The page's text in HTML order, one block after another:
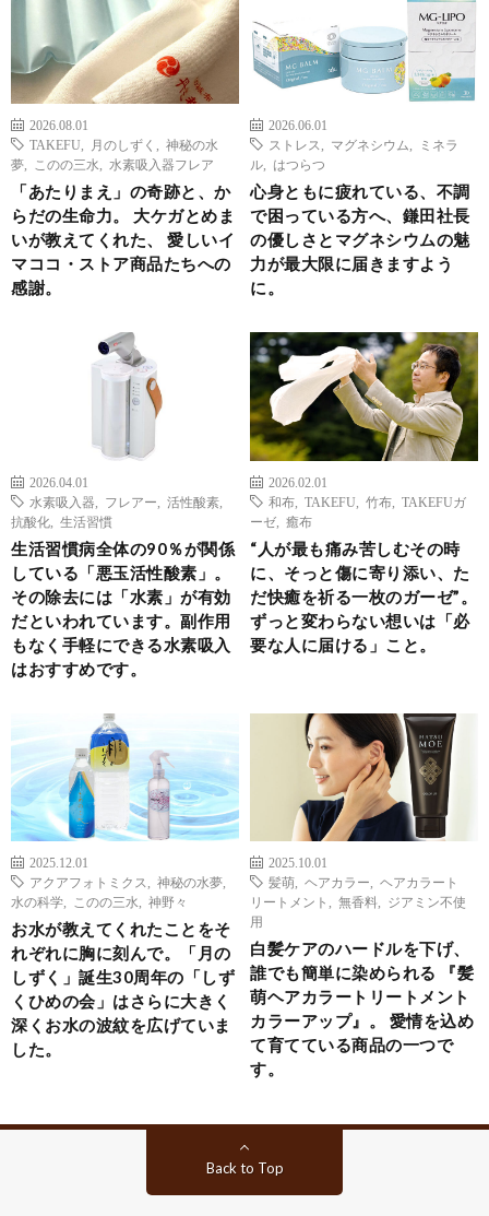
2026.08.01
TAKEFU
月のしずく
神秘の水
夢
このの三水 水素吸入器フレア
「あたりまえ」の奇跡と、か
らだの生命力。 大ケガとめま
いが教えてくれた、 愛しいイ
マココ・ストア商品たちへの
感謝。
2026.06.01
ストレス
マグネシウム
ミネラ
ル
はつらつ
心身ともに疲れている、不調
で困っている方へ、鎌田社長
の優しさとマグネシウムの魅
力が最大限に届きますよう
に。
2026.04.01
水素吸入器
フレアー 活性酸素
抗酸化
生活習慣
生活習慣病全体の90％が関係
している「悪玉活性酸素」。
その除去には「水素」が有効
だといわれています。副作用
もなく手軽にできる水素吸入
はおすすめです。
2026.02.01
和布
TAKEFU 竹布
TAKEFUガ
ーゼ
癒布
“人が最も痛み苦しむその時
に、そっと傷に寄り添い、た
だ快癒を祈る一枚のガーゼ”。
ずっと変わらない想いは「必
要な人に届ける」こと。
2025.12.01
アクアフォトミクス
神秘の水夢
水の科学
このの三水 神野々
お水が教えてくれたことをそ
れぞれに胸に刻んで。「月の
しずく」誕生30周年の「しず
くひめの会」はさらに大きく
深くお水の波紋を広げていま
した。
2025.10.01
髪萌
ヘアカラー
ヘアカラート
リートメント
無香料
ジアミン不使
用
白髪ケアのハードルを下げ、
誰でも簡単に染められる 『髪
萌ヘアカラートリートメント
カラーアップ』。 愛情を込め
て育てている商品の一つで
す。
Back to Top